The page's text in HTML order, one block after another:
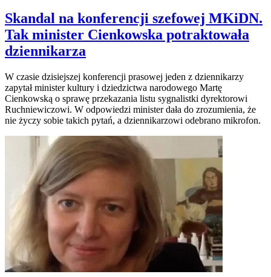
Skandal na konferencji szefowej MKiDN.
Tak minister Cienkowska potraktowała
dziennikarza
W czasie dzisiejszej konferencji prasowej jeden z dziennikarzy
zapytał minister kultury i dziedzictwa narodowego Martę
Cienkowską o sprawę przekazania listu sygnalistki dyrektorowi
Ruchniewiczowi. W odpowiedzi minister dała do zrozumienia, że
nie życzy sobie takich pytań, a dziennikarzowi odebrano mikrofon.